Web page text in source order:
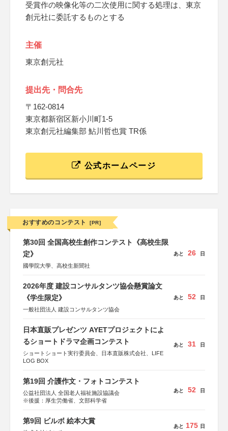
受賞作の映像化等の二次使用に関する処理は、東京
創元社に委託するものとする
主催
東京創元社
提出先・問合先
〒162-0814
東京都新宿区新小川町1-5
東京創元社編集部 鮎川哲也賞 TR係
公式ホームページ
おすすめのコンテスト [PR]
第30回 全国高校生創作コンテスト《高校生限
定》
國學院大學、高校生新聞社
あと 26 日
2026年度 建設コンサルタンツ協会懸賞論文
《学生限定》
一般社団法人 建設コンサルタンツ協会
あと 52 日
日本直販プレゼンツ AYETプロジェクトによ
るショートドラマ企画コンテスト
ショートショート実行委員会、日本直販株式会社、LIFE
LOG BOX
あと 31 日
第19回 介護作文・フォトコンテスト
公益社団法人 全国老人福祉施設協議会
※後援：厚生労働省、文部科学省
あと 52 日
第9回 ビルボ 絵本大賞
あと 175 日